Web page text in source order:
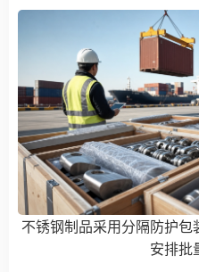
不锈钢制品采用分隔防护
安排批